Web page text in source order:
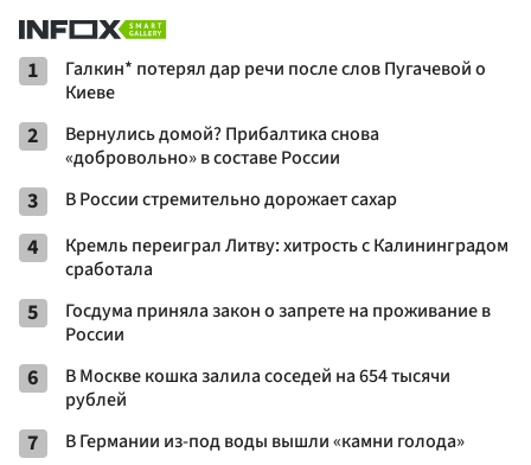
1
Галкин* потерял дар речи после слов Пугачевой о
Киеве
2
Вернулись домой? Прибалтика снова
«добровольно» в составе России
3 В России стремительно дорожает сахар
4
Кремль переиграл Литву: хитрость с Калининградом
сработала
5
Госдума приняла закон о запрете на проживание в
России
6
В Москве кошка залила соседей на 654 тысячи
рублей
7 В Германии из-под воды вышли «камни голода»